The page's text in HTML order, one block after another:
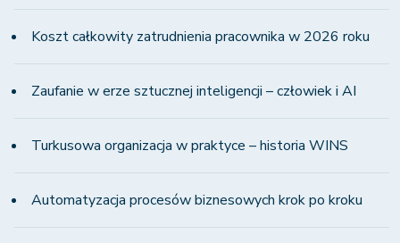
Koszt całkowity zatrudnienia pracownika w 2026 roku
Zaufanie w erze sztucznej inteligencji – człowiek i AI
Turkusowa organizacja w praktyce – historia WINS
Automatyzacja procesów biznesowych krok po kroku